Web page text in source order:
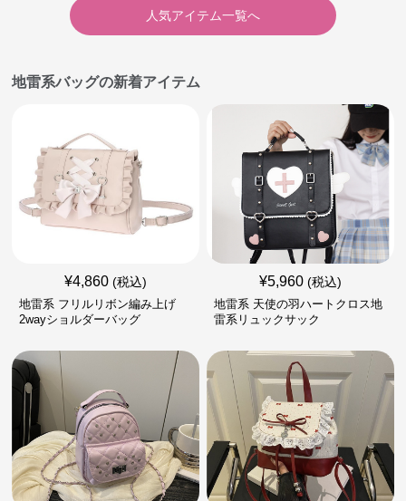
人気アイテム一覧へ
地雷系バッグの新着アイテム
¥4,860 (税込)
地雷系 フリルリボン編み上げ
2wayショルダーバッグ
¥5,960 (税込)
地雷系 天使の羽ハートクロス地
雷系リュックサック